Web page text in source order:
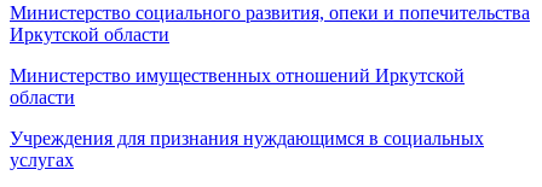
Министерство социального развития, опеки и попечительства
Иркутской области
Министерство имущественных отношений Иркутской
области
Учреждения для признания нуждающимся в социальных
услугах